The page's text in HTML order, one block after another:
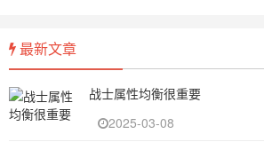
最新文章
战士属性均衡很重要
2025-03-08